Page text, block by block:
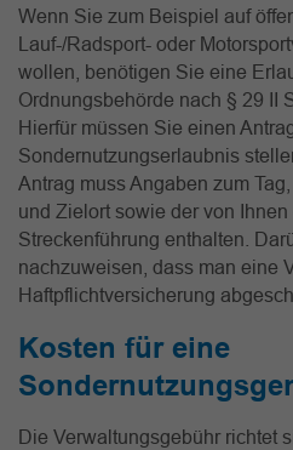
Wenn Sie zum Beispiel auf
Lauf-/Radsport- oder
wollen, benötigen Sie eine
Ordnungsbehörde nach § 29 II
Hierfür müssen Sie einen
Sondernutzungserlaubnis
Antrag muss Angaben zum
und Zielort sowie der von
Streckenführung enthalten.
nachzuweisen, dass man eine
Haftpflichtversicherung
Kosten für eine
Die Verwaltungsgebühr richtet